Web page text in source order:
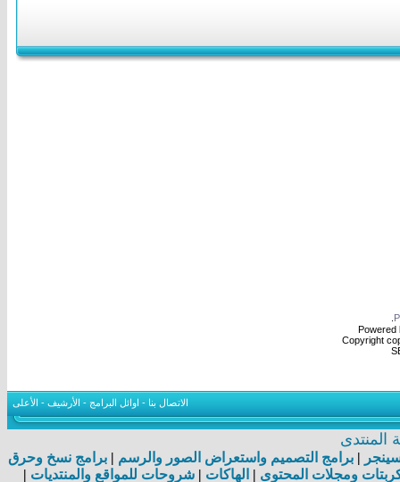
Powered
Copyright
الاتصال بنا - اوائل البرامج - الأرشيف - الأعلى
المنتدى
|برامج التصميم واستعراض الصور والرسم |برامج نسخ وحرق
ومجلات المحتوى | الهاكات |شروحات للمواقع والمنتديات |